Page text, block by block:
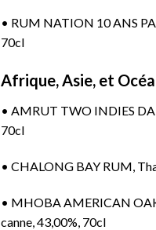
• RUM NATION 10 ANS
70cl
Afrique, Asie, et
• AMRUT TWO INDIES
70cl
• CHALONG BAY RUM,
• MHOBA AMERICAN
canne, 43,00%, 70cl